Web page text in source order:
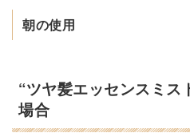
朝の使用
“ツヤ髪エッセンスミス
場合